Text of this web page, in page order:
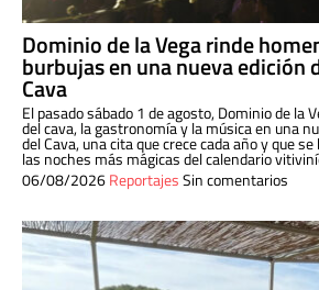
Dominio de la Vega rinde
burbujas en una nueva edición
Cava
El pasado sábado 1 de agosto, Dominio de la
del cava, la gastronomía y la música en una
del Cava, una cita que crece cada año y que
las noches más mágicas del calendario
06/08/2026ReportajesSin comentarios